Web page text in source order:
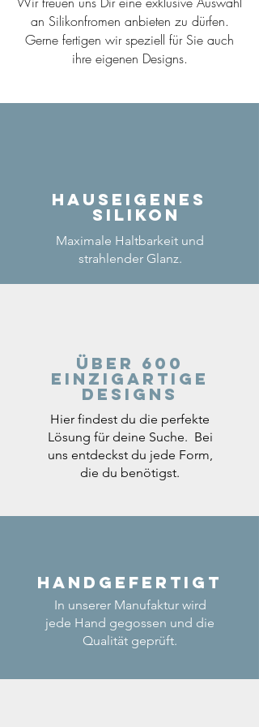
an Silikonfromen anbieten zu dürfen.
Gerne fertigen wir speziell für Sie auch
ihre eigenen Designs.
Hauseigenes
Silikon
Maximale Haltbarkeit und
strahlender Glanz.
Über 600
einzigartige
Designs
Hier findest du die perfekte
Lösung für deine Suche. Bei
uns entdeckst du jede Form,
die du benötigst.
Handgefertigt
In unserer Manufaktur wird
jede Hand gegossen und die
Qualität geprüft.